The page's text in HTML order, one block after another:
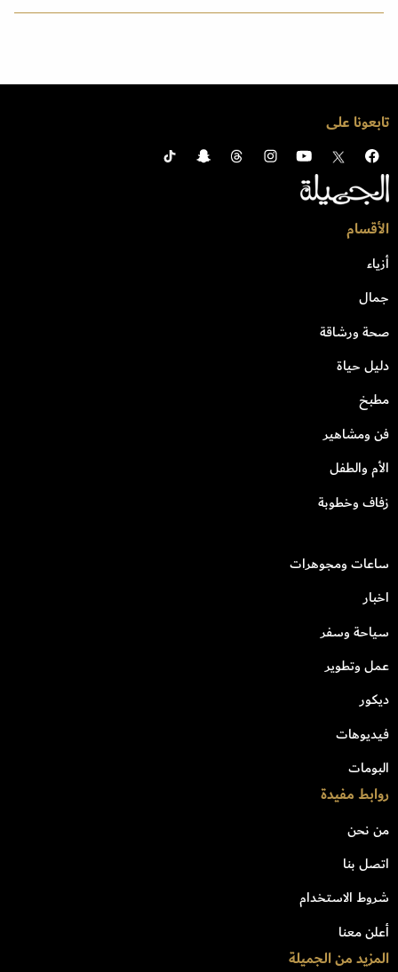
تابعونا على
الأقسام
أزياء
جمال
صحة ورشاقة
دليل حياة
مطبخ
فن ومشاهير
الأم والطفل
زفاف وخطوبة
ساعات ومجوهرات
اخبار
سياحة وسفر
عمل وتطوير
ديكور
فيديوهات
البومات
روابط مفيدة
من نحن
اتصل بنا
شروط الاستخدام
أعلن معنا
المزيد من الجميلة